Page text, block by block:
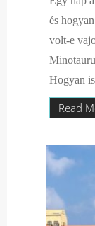
és
volt-e
Hogyan
Read